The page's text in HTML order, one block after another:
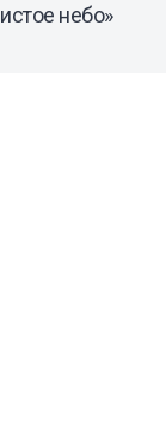
небо»